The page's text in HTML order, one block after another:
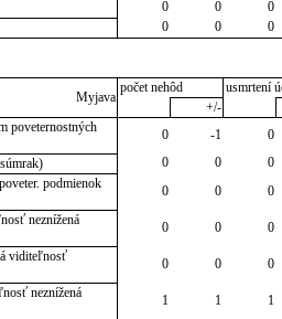
0 0
0
0 0 0
Myjava
počet nehôd
usmrtení
+/-
poveternostných
0 -1
0
0 0
0
podmienok
0 0
0
neznížená
0 0
0
viditeľnosť
0 0
0
neznížená
1 1
1